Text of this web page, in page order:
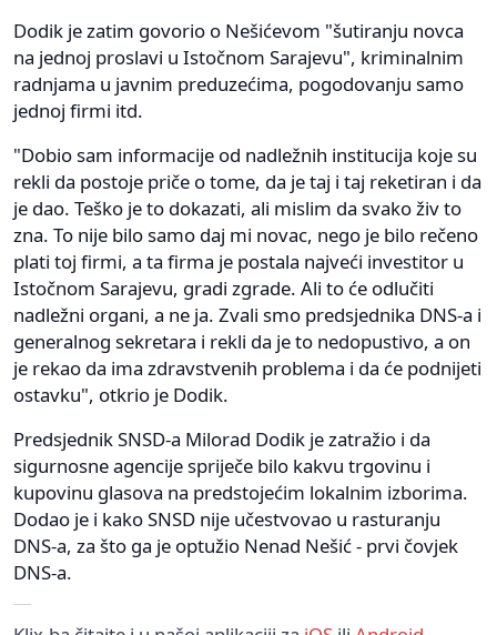
Dodik je zatim govorio o Nešićevom "šutiranju novca
na jednoj proslavi u Istočnom Sarajevu", kriminalnim
radnjama u javnim preduzećima, pogodovanju samo
jednoj firmi itd.
"Dobio sam informacije od nadležnih institucija koje su
rekli da postoje priče o tome, da je taj i taj reketiran i da
je dao. Teško je to dokazati, ali mislim da svako živ to
zna. To nije bilo samo daj mi novac, nego je bilo rečeno
plati toj firmi, a ta firma je postala najveći investitor u
Istočnom Sarajevu, gradi zgrade. Ali to će odlučiti
nadležni organi, a ne ja. Zvali smo predsjednika DNS-a i
generalnog sekretara i rekli da je to nedopustivo, a on
je rekao da ima zdravstvenih problema i da će podnijeti
ostavku", otkrio je Dodik.
Predsjednik SNSD-a Milorad Dodik je zatražio i da
sigurnosne agencije spriječe bilo kakvu trgovinu i
kupovinu glasova na predstojećim lokalnim izborima.
Dodao je i kako SNSD nije učestvovao u rasturanju
DNS-a, za što ga je optužio Nenad Nešić - prvi čovjek
DNS-a.